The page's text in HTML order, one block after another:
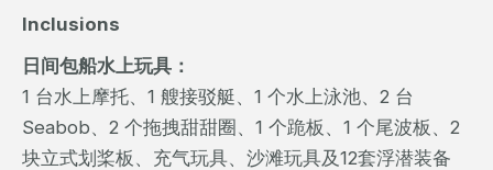
Inclusions
日间包船水上玩具：
1 台水上摩托、1 艘接驳艇、1 个水上泳池、2 台
Seabob、2 个拖拽甜甜圈、1 个跪板、1 个尾波板、2
块立式划桨板、充气玩具、沙滩玩具及12套浮潜装备